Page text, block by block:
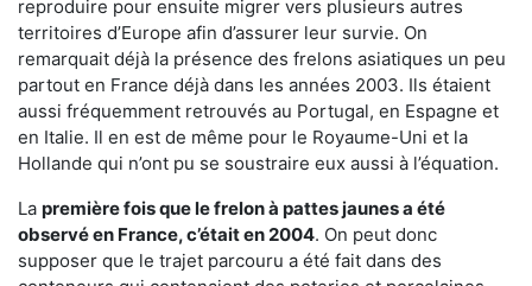
reproduire pour ensuite migrer vers plusieurs autres
territoires d’Europe afin d’assurer leur survie. On
remarquait déjà la présence des frelons asiatiques un peu
partout en France déjà dans les années 2003. Ils étaient
aussi fréquemment retrouvés au Portugal, en Espagne et
en Italie. Il en est de même pour le Royaume-Uni et la
Hollande qui n’ont pu se soustraire eux aussi à l’équation.
La première fois que le frelon à pattes jaunes a été
observé en France, c’était en 2004. On peut donc
supposer que le trajet parcouru a été fait dans des